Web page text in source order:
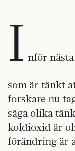
I nför
som är tänkt
forskare nu
säga olika
koldioxid är
förändring är